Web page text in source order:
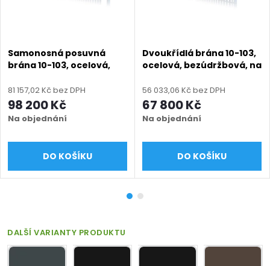
Samonosná posuvná
brána 10-103, ocelová,
(šířka 1500 - 6000 mm,
výška 1000 - 1950 mm),
modrá 5010 matná
81 157,02 Kč bez DPH
98 200 Kč
Na objednání
DO KOŠÍKU
Dvoukřídlá brána 10-103,
ocelová, bezúdržbová, na
mm, výška 1000 - 1950
mm), modrá 5010 matná
56 033,06 Kč bez DPH
67 800 Kč
Na objednání
DO KOŠÍKU